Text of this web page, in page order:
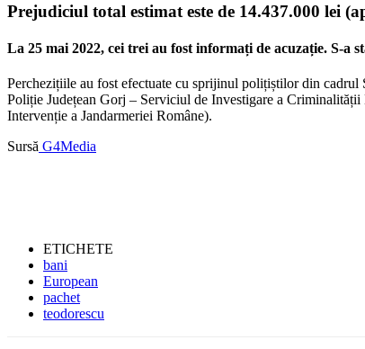
Prejudiciul total estimat este de 14.437.000 lei
La 25 mai 2022, cei trei au fost informați de acuzație. S-a
Perchezițiile au fost efectuate cu sprijinul polițiștilor din
Poliție Județean Gorj – Serviciul de Investigare a
Intervenție a Jandarmeriei Române).
Sursă G4Media
ETICHETE
bani
European
pachet
teodorescu